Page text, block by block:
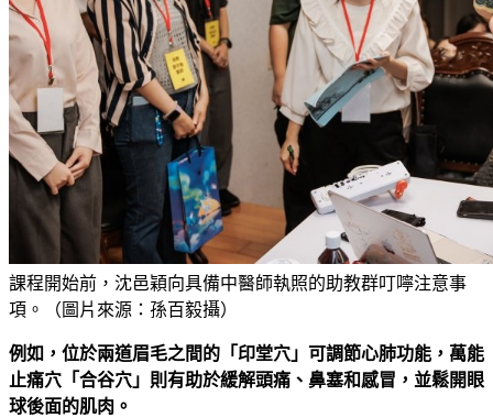
課程開始前，沈邑穎向具備中醫師執照的助教群叮嚀注意事
項。（圖片來源：孫百毅攝）
例如，位於兩道眉毛之間的「印堂穴」可調節心肺功能，萬能
止痛穴「合谷穴」則有助於緩解頭痛、鼻塞和感冒，並鬆開眼
球後面的肌肉。